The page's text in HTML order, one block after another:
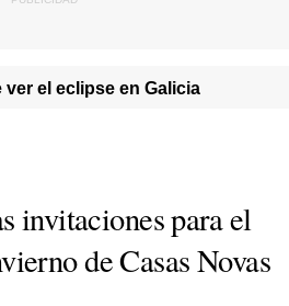
ver el eclipse en Galicia
invitaciones para el
de Casas Novas